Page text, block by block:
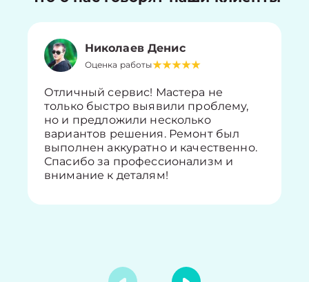
Николаев Денис
Оценка работы
Отличный сервис! Мастера не
только быстро выявили проблему,
но и предложили несколько
вариантов решения. Ремонт был
выполнен аккуратно и качественно.
Спасибо за профессионализм и
внимание к деталям!